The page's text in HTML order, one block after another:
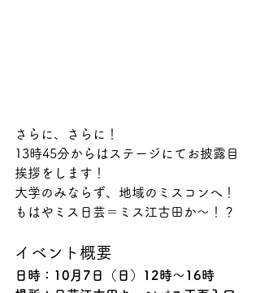
さらに、さらに！
13時45分からはステージにてお披露目
挨拶をします！
大学のみならず、地域のミスコンへ！
もはやミス日芸＝ミス江古田か〜！？
イベント概要
日時：10月7日（日）12時〜16時